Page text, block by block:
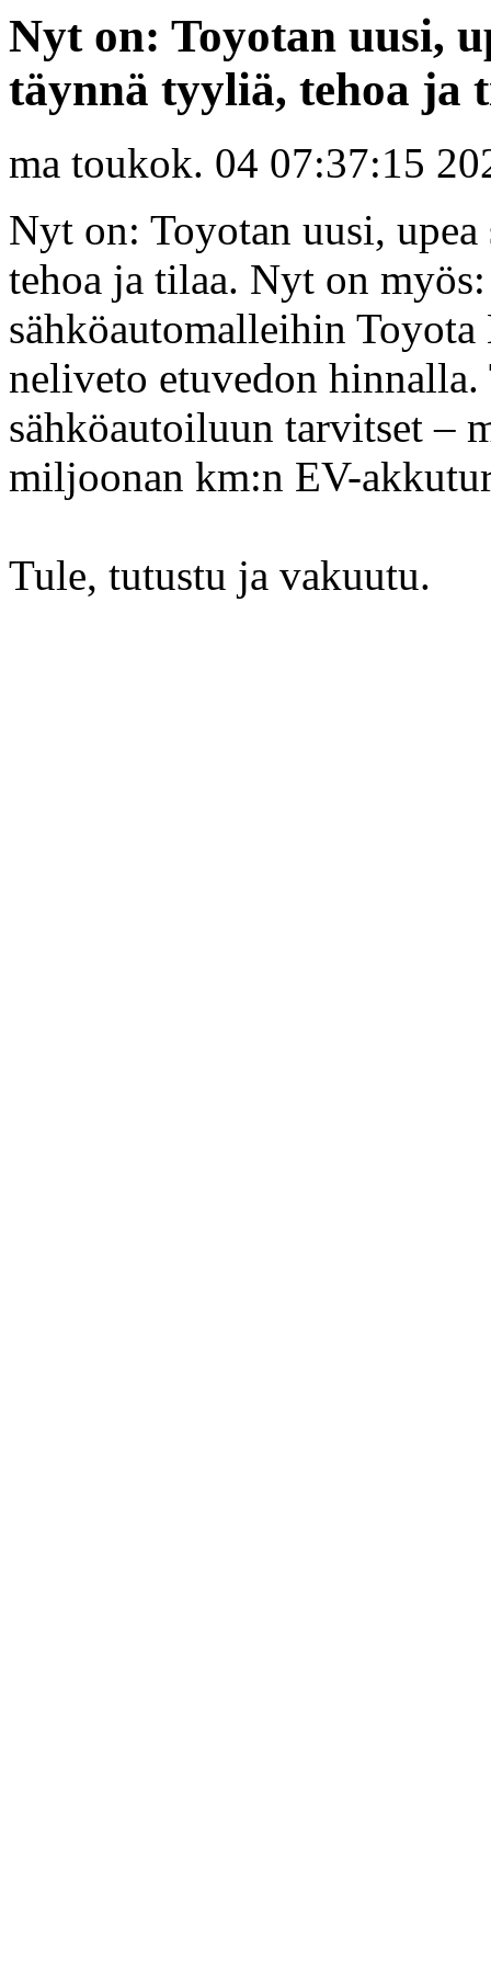
Nyt on: Toyotan uusi,
täynnä tyyliä, tehoa ja
ma toukok. 04 07:37:15
Nyt on: Toyotan uusi,
tehoa ja tilaa. Nyt on
sähköautomalleihin Toyota
neliveto etuvedon
sähköautoiluun tarvitset –
miljoonan km:n EV-
Tule, tutustu ja vakuutu.